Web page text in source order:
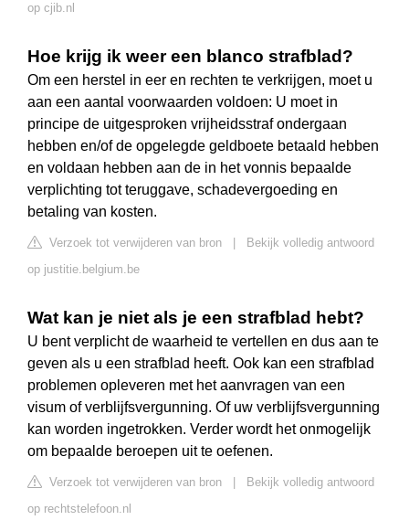
op cjib.nl
Hoe krijg ik weer een blanco strafblad?
Om een herstel in eer en rechten te verkrijgen, moet u
aan een aantal voorwaarden voldoen: U moet in
principe de uitgesproken vrijheidsstraf ondergaan
hebben en/of de opgelegde geldboete betaald hebben
en voldaan hebben aan de in het vonnis bepaalde
verplichting tot teruggave, schadevergoeding en
betaling van kosten.
Verzoek tot verwijderen van bron
Bekijk volledig antwoord
op justitie.belgium.be
Wat kan je niet als je een strafblad hebt?
U bent verplicht de waarheid te vertellen en dus aan te
geven als u een strafblad heeft. Ook kan een strafblad
problemen opleveren met het aanvragen van een
visum of verblijfsvergunning. Of uw verblijfsvergunning
kan worden ingetrokken. Verder wordt het onmogelijk
om bepaalde beroepen uit te oefenen.
Verzoek tot verwijderen van bron
Bekijk volledig antwoord
op rechtstelefoon.nl